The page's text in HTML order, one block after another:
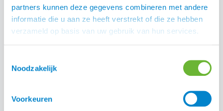
partners kunnen deze gegevens combineren met andere
informatie die u aan ze heeft verstrekt of die ze hebben
verzameld op basis van uw gebruik van hun services.
Noodzakelijk
Voorkeuren